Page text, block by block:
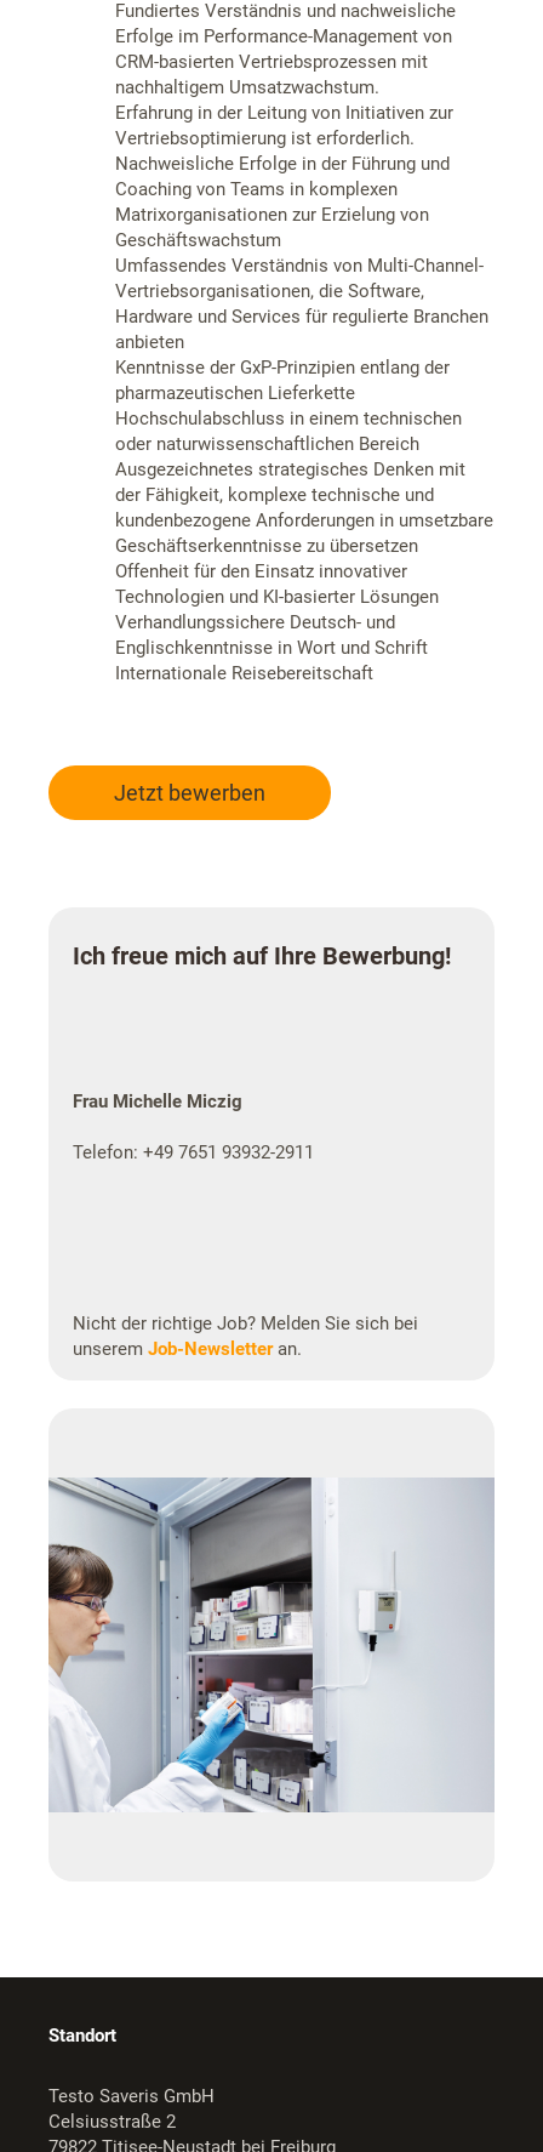
Fundiertes Verständnis und nachweisliche
Erfolge im Performance-Management von
CRM-basierten Vertriebsprozessen mit
nachhaltigem Umsatzwachstum.
Erfahrung in der Leitung von Initiativen zur
Vertriebsoptimierung ist erforderlich.
Nachweisliche Erfolge in der Führung und
Coaching von Teams in komplexen
Matrixorganisationen zur Erzielung von
Geschäftswachstum
Umfassendes Verständnis von Multi-Channel-
Vertriebsorganisationen, die Software,
Hardware und Services für regulierte Branchen
anbieten
Kenntnisse der GxP-Prinzipien entlang der
pharmazeutischen Lieferkette
Hochschulabschluss in einem technischen
oder naturwissenschaftlichen Bereich
Ausgezeichnetes strategisches Denken mit
der Fähigkeit, komplexe technische und
kundenbezogene Anforderungen in umsetzbare
Geschäftserkenntnisse zu übersetzen
Offenheit für den Einsatz innovativer
Technologien und KI-basierter Lösungen
Verhandlungssichere Deutsch- und
Englischkenntnisse in Wort und Schrift
Internationale Reisebereitschaft
Jetzt bewerben
Ich freue mich auf Ihre Bewerbung!
Frau Michelle Miczig
Telefon: +49 7651 93932-2911
Nicht der richtige Job? Melden Sie sich bei
unserem Job-Newsletteran.
Standort
Testo Saveris GmbH
Celsiusstraße 2
79822 Titisee-Neustadt bei Freiburg